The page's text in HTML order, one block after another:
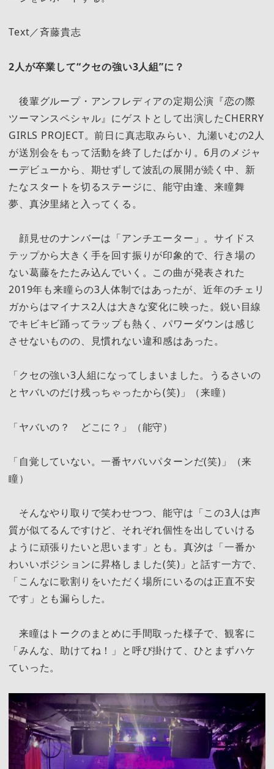
Text／斉藤貴志
2人が卒業して“クセの強い3人組”に？
後輩グループ・アンフレディアの定期公演『恋の際
ツーマンスペシャル』にゲストとして出演したCHERRY
GIRLS PROJECT。前日に真志取みらい、九瀬いむの2人
が送別会をもって活動を終了したばかり。6月のメジャ
ーデビューから、期せずして波乱の展開が続く中、新
たなスタートを切るステージに、能守由逢、来瞳舞
夢、真汐里緒と入ってくる。
顔見せのナンバーは「アンチエーター」。サイドス
テップから大きく手を回す振りが印象的で、行き場の
ない葛藤をたたみ込んでいく。この曲が発表された
2019年も来瞳らの3人体制ではあったが、近年のチェリ
ガからはマイナス2人は大きな変化に映った。鋭い目線
でキビキビ踊ってラップも熱く、パワーダウンは感じ
させないものの、見慣れない違和感はあった。
「クセの強い3人組になってしまいました。うるさいの
とヤバいのだけ残っちゃったから(笑)」（来瞳）
「ヤバいの？ どこに？」（能守）
「自覚していない。一番ヤバいパターンだ(笑)」（来
瞳）
そんなやり取りで笑わせつつ、能守は「この3人は声
質が似てるんですけど、それぞれ個性を出していける
ように頑張りたいと思います」とも。真汐は「一番か
わいいポジションに昇格しました(笑)」と話す一方で、
「こんなに歌割りをいただく場所にいるのは正直不安
です」とも漏らした。
来瞳はトークのまとめに手間取った様子で、観客に
「みんな、助けてね！」と呼び掛けて、ひとまずハケ
ていった。